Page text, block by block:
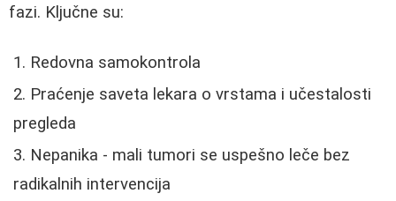
fazi. Ključne su:
Redovna samokontrola
Praćenje saveta lekara o vrstama i učestalosti
pregleda
Nepanika - mali tumori se uspešno leče bez
radikalnih intervencija